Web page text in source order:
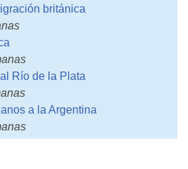
británica
Río de la Plata
a la Argentina